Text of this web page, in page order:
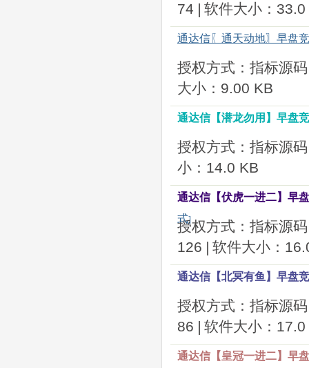
74 | 软件大小：33.0
通达信〖通天动地〗早盘
授权方式：指标源码
大小：9.00 KB
通达信【潜龙勿用】早盘
授权方式：指标源码
小：14.0 KB
通达信【伏虎一进二】早
式]
授权方式：指标源码
126 | 软件大小：
通达信【北冥有鱼】早盘
授权方式：指标源码
86 | 软件大小：17.0
通达信【皇冠一进二】早